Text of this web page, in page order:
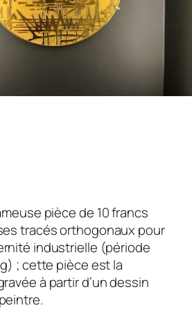
pièce de 10 francs
tracés orthogonaux pour
industrielle (période
; cette pièce est la
à partir d’un dessin